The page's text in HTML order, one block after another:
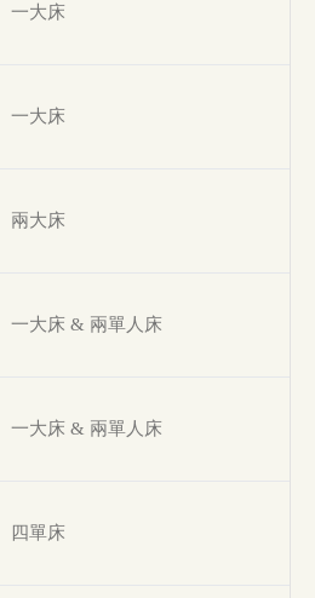
一大床
一大床
兩大床
一大床 & 兩單人床
一大床 & 兩單人床
四單床